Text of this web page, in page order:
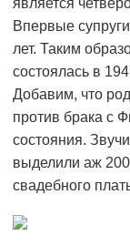
является
Впервые
лет. Таким
состоялась в
Добавим, что
против брака с
состояния.
выделили аж
свадебного